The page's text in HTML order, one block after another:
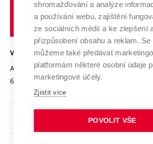
Transfer znalostí
Open Science
Projekty
Projekty ze strukturálních fondů
Specifický výzkum
Služby univerzity
Mezinárodní dohody
Univerzitní sítě
Udržitelná univerzita
Podnikavá univerzita / ContriBUTe
Bezpečná univerzita
Vyznamenání
Organizační struktura
Ochrana osobních údajů
VYSOKÉ UČENÍ TECHNICKÉ V BRNĚ
Antonínská 548/1
602 00 Brno
www.vut.cz
vut@vutbr.cz
shromažďování a analýze
a používání webu, zajištění
ze sociálních médií a ke zlepšení
přizpůsobení obsahu a reklam. Se
můžeme také předávat
platformám některé osobní údaje
marketingové účely.
Zjistit více
POVOLIT VŠE